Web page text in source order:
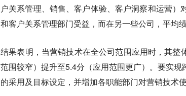
户关系管理、销售、客户体验、客户洞察和运营
和客户关系管理部门受益，而在另一些公司，平均
结果表明，当营销技术在全公司范围应用时，其
范围较窄）提升至5.4分（应用范围更广）。要实
的采用及目标设定，并增加各职能部门对营销技术使